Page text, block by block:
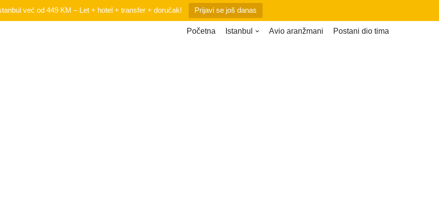
već od 449 KM – Let + hotel + transfer + doručak! Prijavi se još danas
Početna Istanbul Avio aranžmani Postani dio tima